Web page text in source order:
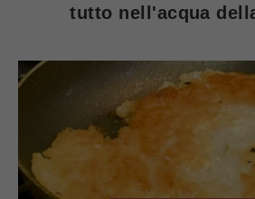
tutto nell'acqua